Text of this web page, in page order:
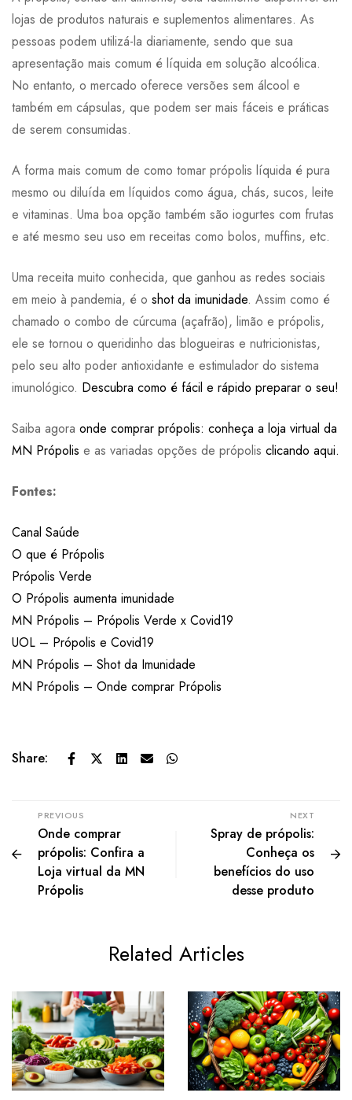
lojas de produtos naturais e suplementos alimentares. As
pessoas podem utilizá-la diariamente, sendo que sua
apresentação mais comum é líquida em solução alcoólica.
No entanto, o mercado oferece versões sem álcool e
também em cápsulas, que podem ser mais fáceis e práticas
de serem consumidas.
A forma mais comum de como tomar própolis líquida é pura
mesmo ou diluída em líquidos como água, chás, sucos, leite
e vitaminas. Uma boa opção também são iogurtes com frutas
e até mesmo seu uso em receitas como bolos, muffins, etc.
Uma receita muito conhecida, que ganhou as redes sociais
em meio à pandemia, é o shot da imunidade. Assim como é
chamado o combo de cúrcuma (açafrão), limão e própolis,
ele se tornou o queridinho das blogueiras e nutricionistas,
pelo seu alto poder antioxidante e estimulador do sistema
imunológico. Descubra como é fácil e rápido preparar o seu!
Saiba agora onde comprar própolis: conheça a loja virtual da
MN Própolis e as variadas opções de própolis clicando aqui.
Fontes:
Canal Saúde
O que é Própolis
Própolis Verde
O Própolis aumenta imunidade
MN Própolis – Própolis Verde x Covid19
UOL – Própolis e Covid19
MN Própolis – Shot da Imunidade
MN Própolis – Onde comprar Própolis
Share:
PREVIOUS
Onde comprar
própolis: Confira a
Loja virtual da MN
Própolis
NEXT
Spray de própolis:
Conheça os
benefícios do uso
desse produto
Related Articles